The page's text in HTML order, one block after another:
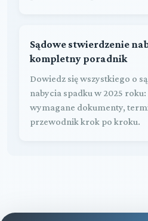
Sądowe stwierdzenie
kompletny poradnik
Dowiedz się wszystkiego o
nabycia spadku w 2025
wymagane dokumenty,
przewodnik krok po kroku.